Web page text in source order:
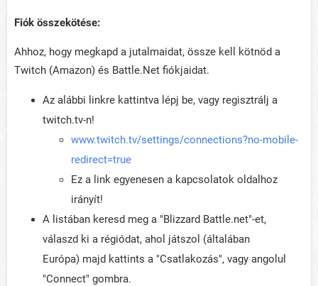
Fiók összekötése:
Ahhoz, hogy megkapd a jutalmaidat, össze kell kötnöd a
Twitch (Amazon) és Battle.Net fiókjaidat.
Az alábbi linkre kattintva lépj be, vagy regisztrálj a
twitch.tv-n!
www.twitch.tv/settings/connections?no-mobile-
redirect=true
Ez a link egyenesen a kapcsolatok oldalhoz
irányít!
A listában keresd meg a "Blizzard Battle.net"-et,
válaszd ki a régiódat, ahol játszol (általában
Európa) majd kattints a "Csatlakozás", vagy angolul
"Connect" gombra.